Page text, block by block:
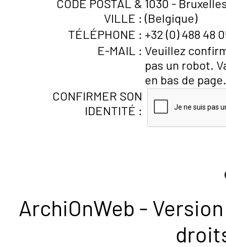
CODE POSTAL &
VILLE :
1030 -
(Belgique)
TÉLÉPHONE : +32 (0) 488 48
E-MAIL : Veuillez
pas un robot.
en bas de page.
CONFIRMER SON
IDENTITÉ :
ArchiOnWeb -